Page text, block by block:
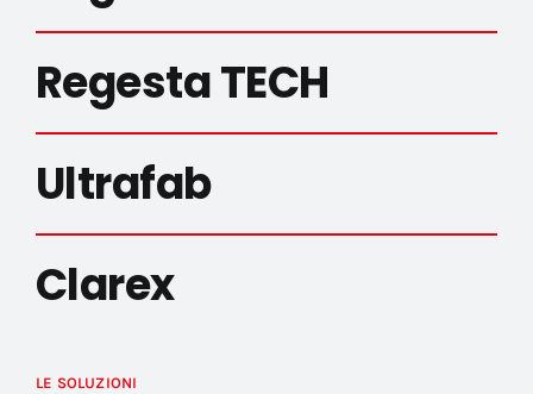
Regesta TECH
Ultrafab
Clarex
LE SOLUZIONI